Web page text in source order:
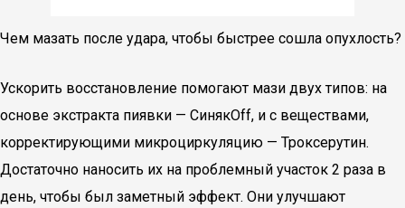
Чем мазать после удара, чтобы быстрее сошла опухлость?
Ускорить восстановление помогают мази двух типов: на
основе экстракта пиявки — СинякOff, и с веществами,
корректирующими микроциркуляцию — Троксерутин.
Достаточно наносить их на проблемный участок 2 раза в
день, чтобы был заметный эффект. Они улучшают